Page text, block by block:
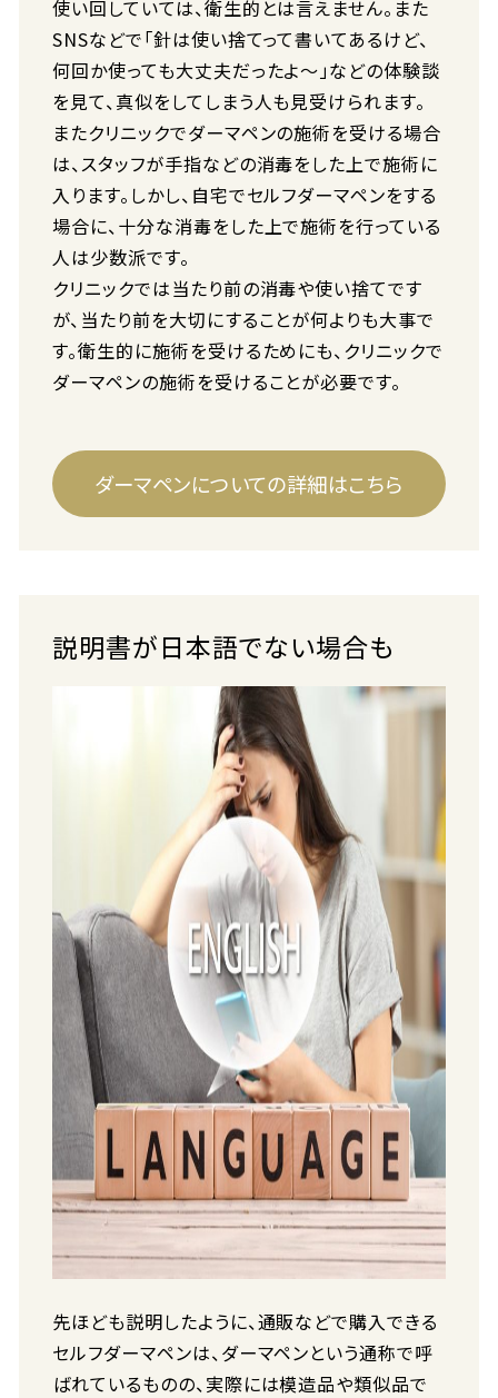
使い回していては、衛生的とは言えません。また
SNSなどで「針は使い捨てって書いてあるけど、
何回か使っても大丈夫だったよ〜」などの体験談
を見て、真似をしてしまう人も見受けられます。
またクリニックでダーマペンの施術を受ける場合
は、スタッフが手指などの消毒をした上で施術に
入ります。しかし、自宅でセルフダーマペンをする
場合に、十分な消毒をした上で施術を行っている
人は少数派です。
クリニックでは当たり前の消毒や使い捨てです
が、当たり前を大切にすることが何よりも大事で
す。衛生的に施術を受けるためにも、クリニックで
ダーマペンの施術を受けることが必要です。
ダーマペンについての詳細はこちら
説明書が日本語でない場合も
先ほども説明したように、通販などで購入できる
セルフダーマペンは、ダーマペンという通称で呼
ばれているものの、実際には模造品や類似品で